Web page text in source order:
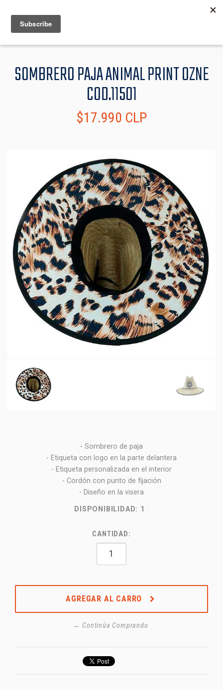
MENU
SOMBRERO PAJA ANIMAL PRINT OZNE
COD.11501
$17.990 CLP
- Sombrero de paja
- Etiqueta con logo en la parte delantera
- Etiqueta personalizada en el interior
- Cordón con punto de fijación
- Diseño en la visera
DISPONIBILIDAD: 1
CANTIDAD:
AGREGAR AL CARRO
← Continúa Comprando